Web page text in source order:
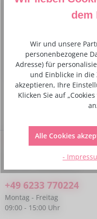
spülmaschinenfest,
Hersteller- und
Service-Hotline
Bei Fragen kannst du uns
+49 6233 770224
Montag - Freitag
09:00 - 15:00 Uhr
dem
Wir und unsere
personenbezogene
Adresse) für
und Einblicke in die
akzeptieren, Ihre
Klicken Sie auf
Alle Cookies
-